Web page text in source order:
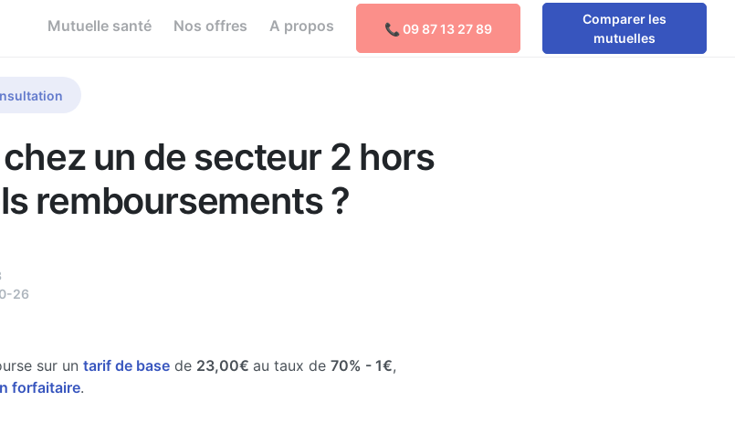
Mutuelle santé Nos offres A propos 📞 09 87 13 27 89
Comparer les
mutuelles
un de secteur 2 hors
remboursements ?
26
sur un tarif de base de 23,00€ au taux de 70% - 1€,
forfaitaire.